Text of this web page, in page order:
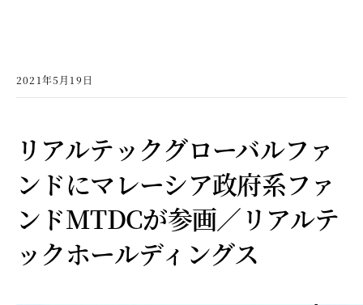
2021年5月19日
リアルテックグローバルファ
ンドにマレーシア政府系ファ
ンドMTDCが参画／リアルテ
ックホールディングス